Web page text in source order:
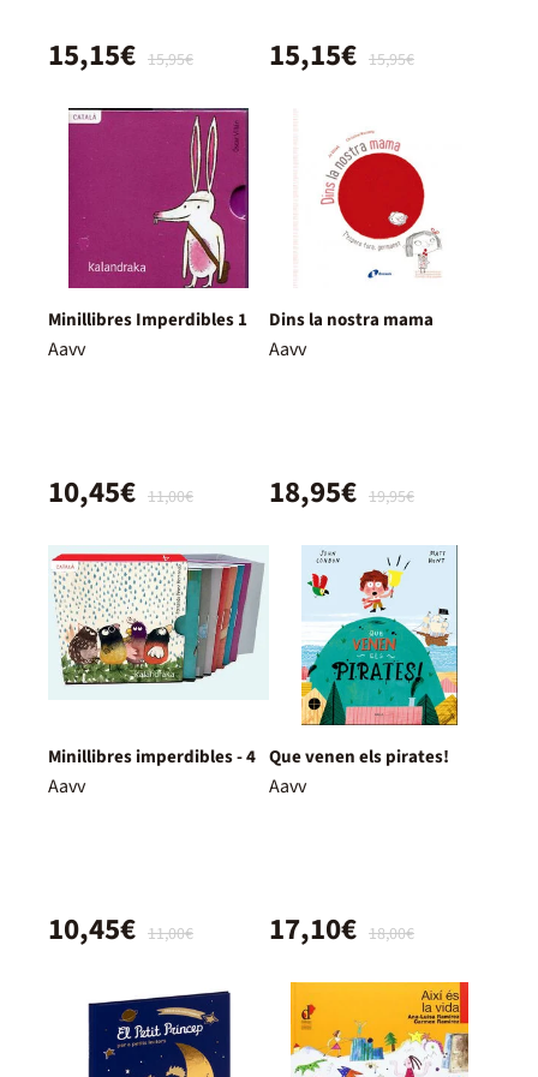
15,95€
15,15€ 15,95€
15,15€
Minillibres Imperdibles 1
Aavv
11,00€
10,45€
Dins la nostra mama
Aavv
19,95€
18,95€
Minillibres imperdibles - 4
Aavv
11,00€
10,45€
Que venen els pirates!
Aavv
18,00€
17,10€